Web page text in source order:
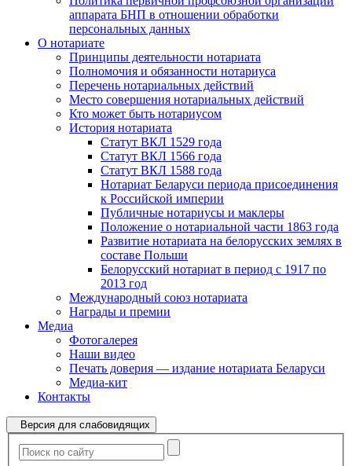
аппарата БНП в отношении обработки
персональных данных
О нотариате
Принципы деятельности нотариата
Полномочия и обязанности нотариуса
Перечень нотариальных действий
Место совершения нотариальных действий
Кто может быть нотариусом
История нотариата
Статут ВКЛ 1529 года
Статут ВКЛ 1566 года
Статут ВКЛ 1588 года
Нотариат Беларуси периода присоединения
к Российской империи
Публичные нотариусы и маклеры
Положение о нотариальной части 1863 года
Развитие нотариата на белорусских землях в
составе Польши
Белорусский нотариат в период с 1917 по
2013 год
Международный союз нотариата
Награды и премии
Медиа
Фотогалерея
Наши видео
Печать доверия — издание нотариата Беларуси
Медиа-кит
Контакты
Версия для слабовидящих